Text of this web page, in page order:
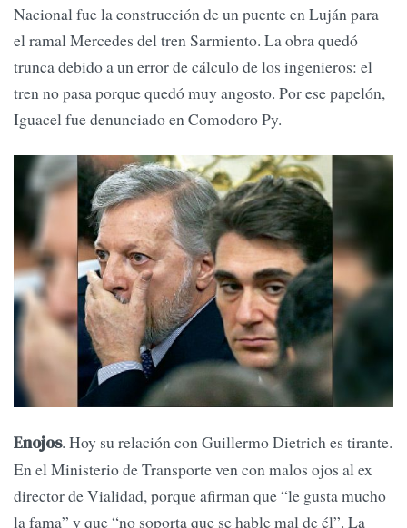
Nacional fue la construcción de un puente en Luján para
el ramal Mercedes del tren Sarmiento. La obra quedó
trunca debido a un error de cálculo de los ingenieros: el
tren no pasa porque quedó muy angosto. Por ese papelón,
Iguacel fue denunciado en Comodoro Py.
Enojos. Hoy su relación con Guillermo Dietrich es tirante.
En el Ministerio de Transporte ven con malos ojos al ex
director de Vialidad, porque afirman que “le gusta mucho
la fama” y que “no soporta que se hable mal de él”. La